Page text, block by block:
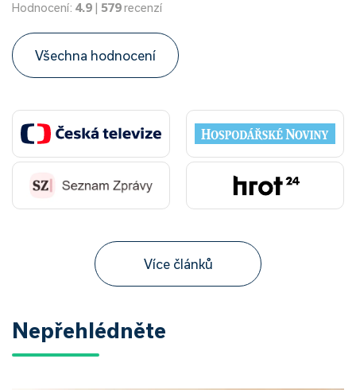
Hodnocení: 4.9 | 579recenzí
Všechna hodnocení
Více článků
Nepřehlédněte